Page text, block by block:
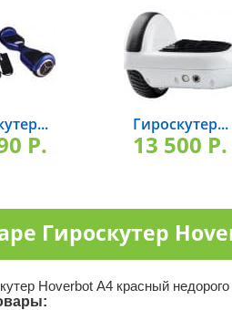
P.
Гироскутер...
13 500 P.
Гироскутер
Hoverbot А4 красный